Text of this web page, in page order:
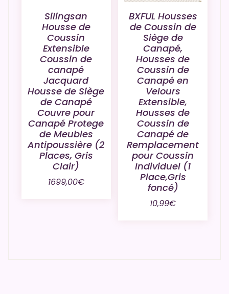
Silingsan
Housse de
Coussin
Extensible
Coussin de
canapé
Jacquard
Housse de Siège
de Canapé
Couvre pour
Canapé Protege
de Meubles
Antipoussière (2
Places, Gris
Clair)
1699,00€
BXFUL Housses
de Coussin de
Siège de
Canapé,
Housses de
Coussin de
Canapé en
Velours
Extensible,
Housses de
Coussin de
Canapé de
Remplacement
pour Coussin
Individuel (1
Place,Gris
foncé)
10,99€